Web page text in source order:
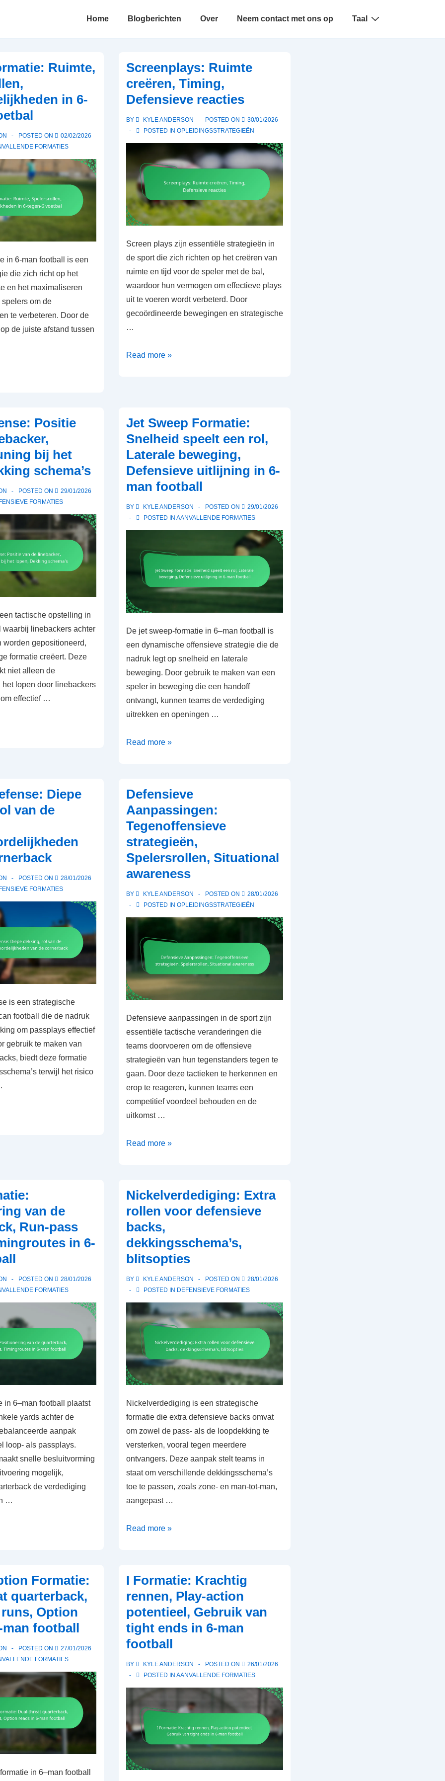
Main
Home Blogberichten Over Neem contact met ons op Taal
Ruimte,
in 6-
POSTED ON
02/02/2026
FORMATIES
in 6-man football is een
die zich richt op het
en het maximaliseren
om de
te verbeteren. Door de
de juiste afstand tussen
Screenplays: Ruimte
creëren, Timing,
Defensieve reacties
BY KYLE ANDERSON POSTED ON
30/01/2026
POSTED IN OPLEIDINGSSTRATEGIEËN
Screen plays zijn essentiële strategieën in
de sport die zich richten op het creëren van
ruimte en tijd voor de speler met de bal,
waardoor hun vermogen om effectieve plays
uit te voeren wordt verbeterd. Door
gecoördineerde bewegingen en strategische
…
Screenplays:
reacties
Read more »
Positie
bij het
schema’s
POSTED ON
29/01/2026
FORMATIES
tactische opstelling in
waarbij linebackers achter
worden gepositioneerd,
formatie creëert. Deze
niet alleen de
lopen door linebackers
effectief …
Jet Sweep Formatie:
Snelheid speelt een rol,
Laterale beweging,
Defensieve uitlijning in 6-
man football
BY KYLE ANDERSON POSTED ON
29/01/2026
POSTED IN AANVALLENDE FORMATIES
De jet sweep-formatie in 6–man football is
een dynamische offensieve strategie die de
nadruk legt op snelheid en laterale
beweging. Door gebruik te maken van een
speler in beweging die een handoff
ontvangt, kunnen teams de verdediging
uitrekken en openingen …
Jet
speelt
een
rol,
Laterale
beweging,
Defensieve
uitlijning
in
man
football
Read more »
Diepe
van de
POSTED ON
28/01/2026
FORMATIES
is een strategische
football die de nadruk
om passplays effectief
gebruik te maken van
biedt deze formatie
terwijl het risico
Defensieve
Aanpassingen:
Tegenoffensieve
strategieën,
Spelersrollen, Situational
awareness
BY KYLE ANDERSON POSTED ON
28/01/2026
POSTED IN OPLEIDINGSSTRATEGIEËN
Defensieve aanpassingen in de sport zijn
essentiële tactische veranderingen die
teams doorvoeren om de offensieve
strategieën van hun tegenstanders tegen te
gaan. Door deze tactieken te herkennen en
erop te reageren, kunnen teams een
competitief voordeel behouden en de
uitkomst …
Defensieve
Spelersrollen,
Situational
awareness
Read more »
van de
Run-pass
in 6-
POSTED ON
28/01/2026
FORMATIES
in 6–man football plaatst
yards achter de
aanpak
loop- als passplays.
snelle besluitvorming
mogelijk,
de verdediging
…
Nickelverdediging: Extra
rollen voor defensieve
backs,
dekkingsschema’s,
blitsopties
BY KYLE ANDERSON POSTED ON
28/01/2026
POSTED IN DEFENSIEVE FORMATIES
Nickelverdediging is een strategische
formatie die extra defensieve backs omvat
om zowel de pass- als de loopdekking te
versterken, vooral tegen meerdere
ontvangers. Deze aanpak stelt teams in
staat om verschillende dekkingsschema’s
toe te passen, zoals zone- en man-tot-man,
aangepast …
Nickelverdediging:
defensieve
backs,
dekkingsschema’s,
blitsopties
Read more »
Formatie:
quarterback,
Option
man football
POSTED ON
27/01/2026
FORMATIES
in 6–man football
I Formatie: Krachtig
rennen, Play-action
potentieel, Gebruik van
tight ends in 6-man
football
BY KYLE ANDERSON POSTED ON
26/01/2026
POSTED IN AANVALLENDE FORMATIES